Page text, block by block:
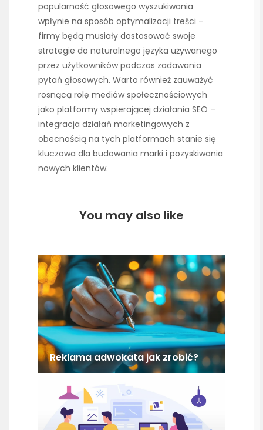
popularność głosowego wyszukiwania
wpłynie na sposób optymalizacji treści –
firmy będą musiały dostosować swoje
strategie do naturalnego języka używanego
przez użytkowników podczas zadawania
pytań głosowych. Warto również zauważyć
rosnącą rolę mediów społecznościowych
jako platformy wspierającej działania SEO –
integracja działań marketingowych z
obecnością na tych platformach stanie się
kluczowa dla budowania marki i pozyskiwania
nowych klientów.
You may also like
Reklama adwokata jak zrobić?